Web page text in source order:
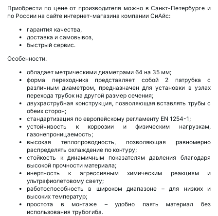
Приобрести по цене от производителя можно в Санкт-Петербурге и
по России на сайте интернет-магазина компании СиАйс:
гарантия качества,
доставка и самовывоз,
быстрый сервис.
Особенности:
обладает метрическими диаметрами 64 на 35 мм;
форма переходника представляет собой 2 патрубка с
различным диаметром, предназначен для установки в узлах
перехода трубок на другой размер сечения;
двухраструбная конструкция, позволяющая вставлять трубы с
обеих сторон;
стандартизация по европейскому регламенту EN 1254-1;
устойчивость к коррозии и физическим нагрузкам,
газонепроницаемость;
высокая теплопроводность, позволяющая равномерно
распределять охлаждение по контуру;
стойкость к динамичным показателям давления благодаря
высокой прочности материала;
инертность к агрессивным химическим реакциям и
ультрафиолетовому свету;
работоспособность в широком диапазоне – для низких и
высоких температур;
простота в монтаже – удобно паять материал без
использования трубогиба.